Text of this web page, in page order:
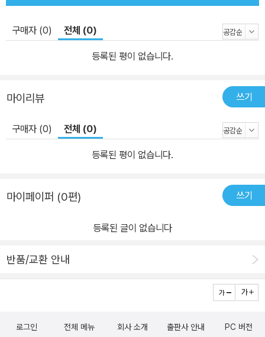
구매자 (0) 전체 (0)
등록된 평이 없습니다.
마이리뷰 쓰기
구매자 (0) 전체 (0)
등록된 평이 없습니다.
마이페이퍼 (0편) 쓰기
등록된 글이 없습니다
반품/교환 안내
로그인 전체 메뉴 회사 소개 출판사 안내 PC 버전